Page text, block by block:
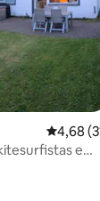
4,68 de
4,68
e